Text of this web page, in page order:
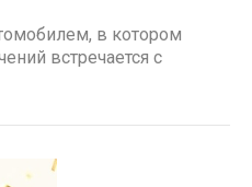
в котором
встречается с